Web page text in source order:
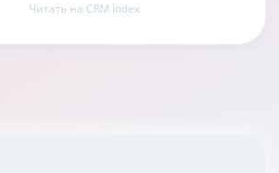
Читать на CRM Index